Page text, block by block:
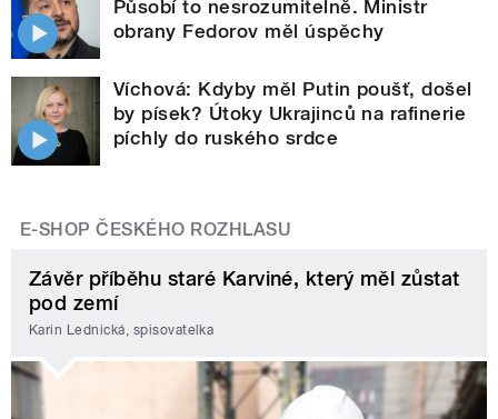
Působí to nesrozumitelně. Ministr
obrany Fedorov měl úspěchy
Víchová: Kdyby měl Putin poušť, došel
by písek? Útoky Ukrajinců na rafinerie
píchly do ruského srdce
E-SHOP ČESKÉHO ROZHLASU
Závěr příběhu staré Karviné, který měl zůstat
pod zemí
Karin Lednická, spisovatelka